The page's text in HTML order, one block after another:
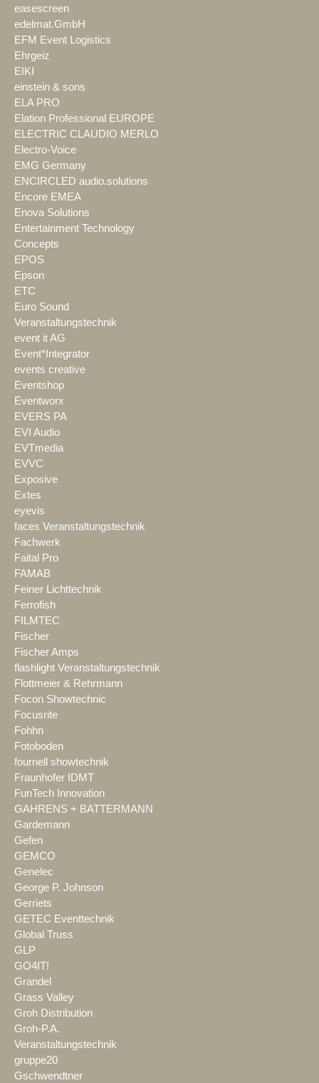
easescreen
edelmat.GmbH
EFM Event Logistics
Ehrgeiz
EIKI
einstein & sons
ELA PRO
Elation Professional EUROPE
ELECTRIC CLAUDIO MERLO
Electro-Voice
EMG Germany
ENCIRCLED audio.solutions
Encore EMEA
Enova Solutions
Entertainment Technology
Concepts
EPOS
Epson
ETC
Euro Sound
Veranstaltungstechnik
event it AG
Event*Integrator
events creative
Eventshop
Eventworx
EVERS PA
EVI Audio
EVTmedia
EVVC
Exposive
Extes
eyevis
faces Veranstaltungstechnik
Fachwerk
Faital Pro
FAMAB
Feiner Lichttechnik
Ferrofish
FILMTEC
Fischer
Fischer Amps
flashlight Veranstaltungstechnik
Flottmeier & Rehrmann
Focon Showtechnic
Focusrite
Fohhn
Fotoboden
fournell showtechnik
Fraunhofer IDMT
FunTech Innovation
GAHRENS + BATTERMANN
Gardemann
Gefen
GEMCO
Genelec
George P. Johnson
Gerriets
GETEC Eventtechnik
Global Truss
GLP
GO4IT!
Grandel
Grass Valley
Groh Distribution
Groh-P.A.
Veranstaltungstechnik
gruppe20
Gschwendtner